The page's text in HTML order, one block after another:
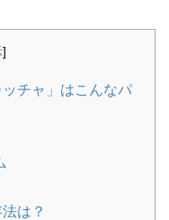
]
チャ」はこんなパ
は？